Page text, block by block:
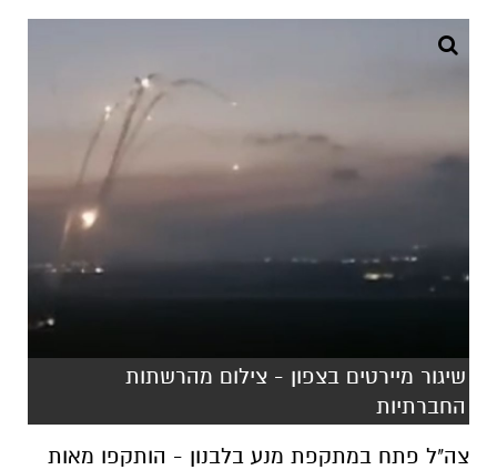
שיגור מיירטים בצפון - צילום מהרשתות
החברתיות
צה"ל פתח במתקפת מנע בלבנון - הותקפו מאות